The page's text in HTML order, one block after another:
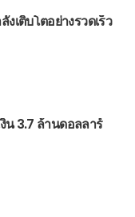
เติบโตอย่างรวดเร็ว
น 3.7 ล้านดอลลาร์